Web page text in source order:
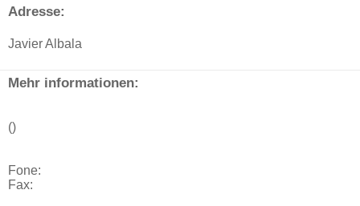
Adresse:
Javier Albala
Mehr informationen:
()
Fone:
Fax: